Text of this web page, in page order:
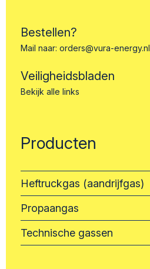
Bestellen?
Mail naar: orders@vura-energy.nl
Veiligheidsbladen
Bekijk alle links
Producten
Heftruckgas (aandrijfgas)
Propaangas
Technische gassen